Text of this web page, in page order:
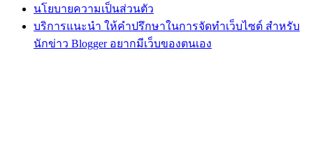
นโยบายความเป็นส่วนตัว
บริการแนะนำ ให้คำปรึกษาในการจัดทำเว็บไซต์ สำหรับ
นักข่าว Blogger อยากมีเว็บของตนเอง